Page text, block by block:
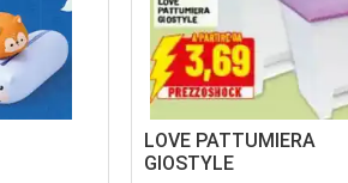
LOVE PATTUMIERA
GIOSTYLE